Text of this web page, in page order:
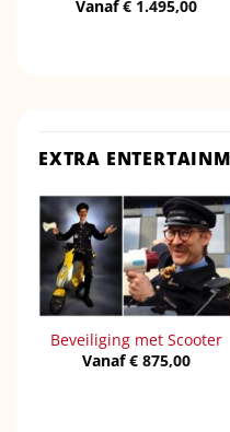
Gewaardeerd
Vanaf€ 1.495,00
EXTRA
Beveiliging met Scooter
Vanaf€ 875,00